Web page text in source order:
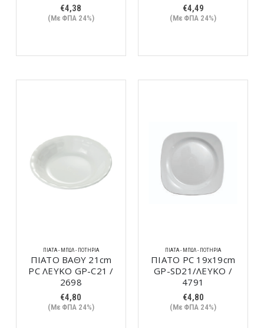
€4,38
(Με ΦΠΑ 24%)
€4,49
(Με ΦΠΑ 24%)
ΠΙΆΤΑ - ΜΠΩΛ - ΠΟΤΉΡΙΑ
ΠΙΑΤΟ ΒΑΘΥ 21cm
PC ΛΕΥΚΟ GP-C21 /
2698
€4,80
(Με ΦΠΑ 24%)
ΠΙΆΤΑ - ΜΠΩΛ - ΠΟΤΉΡΙΑ
ΠΙΑΤΟ PC 19x19cm
GP-SD21/ΛΕΥΚΟ /
4791
€4,80
(Με ΦΠΑ 24%)